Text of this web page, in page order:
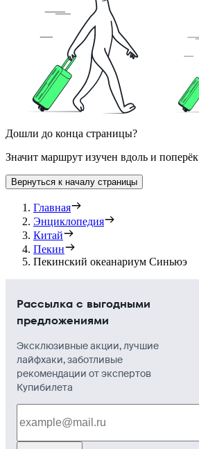
Дошли до конца страницы?
Значит маршрут изучен вдоль и поперёк
Вернуться к началу страницы
Главная
Энциклопедия
Китай
Пекин
Пекинский океанариум Синьюэ
Рассылка с выгодными
предложениями
Эксклюзивные акции, лучшие
лайфхаки, заботливые
рекомендации от экспертов
Купибилета